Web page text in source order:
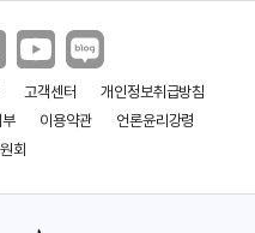
컬트
고객센터
개인정보취급방침
이용약관
언론윤리강령
회